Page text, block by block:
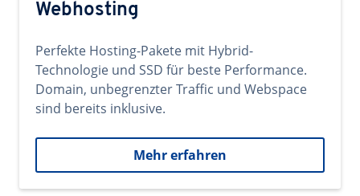
Webhosting
Perfekte Hosting-Pakete mit Hybrid-
Technologie und SSD für beste Performance.
Domain, unbegrenzter Traffic und Webspace
sind bereits inklusive.
Mehr erfahren